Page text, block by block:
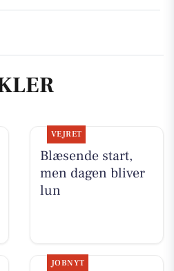
VEJRET
Blæsende start,
men dagen bliver
lun
JOBNYT